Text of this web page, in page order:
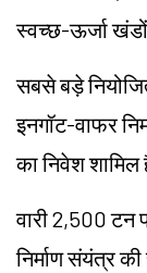
स्वच्छ-ऊर्जा
सबसे बड़े
इनगॉट-वाफर
का निवेश शामिल
वारी 2,500 टन
निर्माण संयंत्र